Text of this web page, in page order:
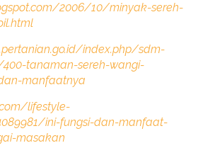
2006/10/minyak-sereh-
index.php/sdm-
tanaman-sereh-wangi-
manfaatnya
lifestyle-
ini-fungsi-dan-manfaat-
masakan